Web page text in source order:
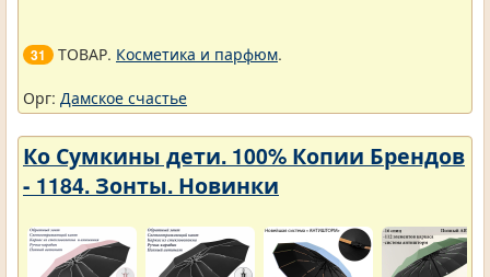
31 ТОВАР. Косметика и парфюм.
Орг: Дамское счастье
Ко Сумкины дети. 100% Копии Брендов
- 1184. Зонты. Новинки